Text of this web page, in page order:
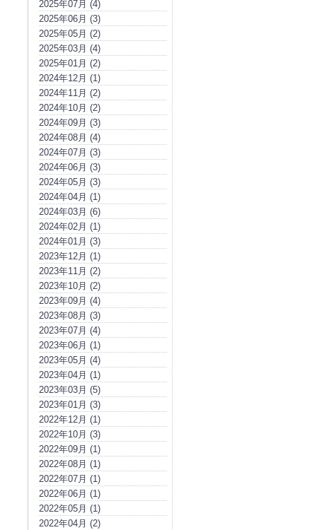
2025年07月 (4)
2025年06月 (3)
2025年05月 (2)
2025年03月 (4)
2025年01月 (2)
2024年12月 (1)
2024年11月 (2)
2024年10月 (2)
2024年09月 (3)
2024年08月 (4)
2024年07月 (3)
2024年06月 (3)
2024年05月 (3)
2024年04月 (1)
2024年03月 (6)
2024年02月 (1)
2024年01月 (3)
2023年12月 (1)
2023年11月 (2)
2023年10月 (2)
2023年09月 (4)
2023年08月 (3)
2023年07月 (4)
2023年06月 (1)
2023年05月 (4)
2023年04月 (1)
2023年03月 (5)
2023年01月 (3)
2022年12月 (1)
2022年10月 (3)
2022年09月 (1)
2022年08月 (1)
2022年07月 (1)
2022年06月 (1)
2022年05月 (1)
2022年04月 (2)